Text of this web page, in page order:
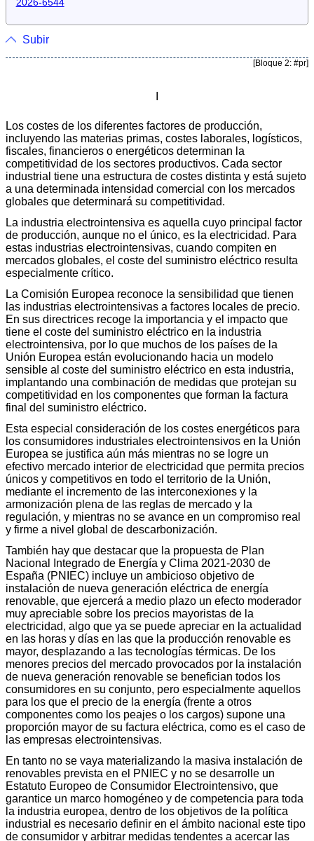
2026-6544
Subir
[Bloque 2: #pr]
Los costes de los diferentes factores de producción,
incluyendo las materias primas, costes laborales, logísticos,
fiscales, financieros o energéticos determinan la
competitividad de los sectores productivos. Cada sector
industrial tiene una estructura de costes distinta y está sujeto
a una determinada intensidad comercial con los mercados
globales que determinará su competitividad.
La industria electrointensiva es aquella cuyo principal factor
de producción, aunque no el único, es la electricidad. Para
estas industrias electrointensivas, cuando compiten en
mercados globales, el coste del suministro eléctrico resulta
especialmente crítico.
La Comisión Europea reconoce la sensibilidad que tienen
las industrias electrointensivas a factores locales de precio.
En sus directrices recoge la importancia y el impacto que
tiene el coste del suministro eléctrico en la industria
electrointensiva, por lo que muchos de los países de la
Unión Europea están evolucionando hacia un modelo
sensible al coste del suministro eléctrico en esta industria,
implantando una combinación de medidas que protejan su
competitividad en los componentes que forman la factura
final del suministro eléctrico.
Esta especial consideración de los costes energéticos para
los consumidores industriales electrointensivos en la Unión
Europea se justifica aún más mientras no se logre un
efectivo mercado interior de electricidad que permita precios
únicos y competitivos en todo el territorio de la Unión,
mediante el incremento de las interconexiones y la
armonización plena de las reglas de mercado y la
regulación, y mientras no se avance en un compromiso real
y firme a nivel global de descarbonización.
También hay que destacar que la propuesta de Plan
Nacional Integrado de Energía y Clima 2021-2030 de
España (PNIEC) incluye un ambicioso objetivo de
instalación de nueva generación eléctrica de energía
renovable, que ejercerá a medio plazo un efecto moderador
muy apreciable sobre los precios mayoristas de la
electricidad, algo que ya se puede apreciar en la actualidad
en las horas y días en las que la producción renovable es
mayor, desplazando a las tecnologías térmicas. De los
menores precios del mercado provocados por la instalación
de nueva generación renovable se benefician todos los
consumidores en su conjunto, pero especialmente aquellos
para los que el precio de la energía (frente a otros
componentes como los peajes o los cargos) supone una
proporción mayor de su factura eléctrica, como es el caso de
las empresas electrointensivas.
En tanto no se vaya materializando la masiva instalación de
renovables prevista en el PNIEC y no se desarrolle un
Estatuto Europeo de Consumidor Electrointensivo, que
garantice un marco homogéneo y de competencia para toda
la industria europea, dentro de los objetivos de la política
industrial es necesario definir en el ámbito nacional este tipo
de consumidor y arbitrar medidas tendentes a acercar las